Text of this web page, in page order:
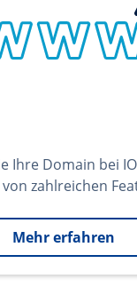
Ihre Domain bei
zahlreichen
Mehr erfahren